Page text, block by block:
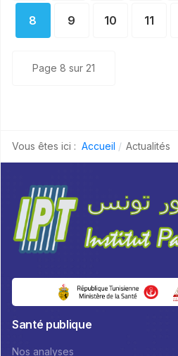
Page 8 sur 21
8 9 10 11
Vous êtes ici : Accueil Actualités
Santé publique
Nos analyses